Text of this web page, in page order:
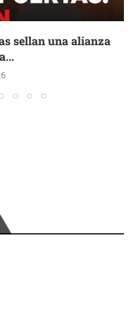
sellan una alianza